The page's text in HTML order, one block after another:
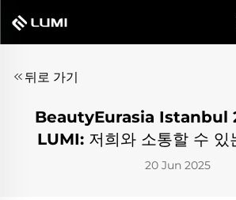
뒤로 가기
BeautyEurasia Istanbul
LUMI: 저희와 소통할 수 있
20 Jun 2025